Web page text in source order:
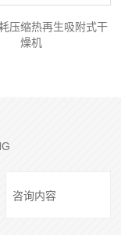
压缩热再生吸附式干
燥机